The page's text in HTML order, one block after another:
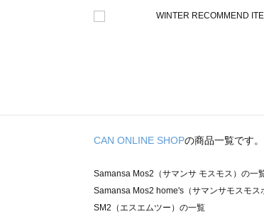
CAN ONLINE SHOPの商品一覧です。
Samansa Mos2（サマンサ モスモス）の一
Samansa Mos2 home's（サマンサモスモス
SM2（エスエムツー）の一覧